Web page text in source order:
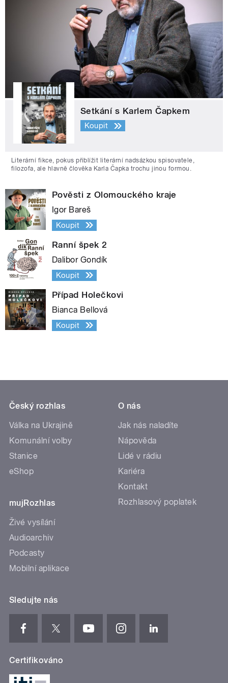
Setkání s Karlem Čapkem
Koupit
Literární fikce, pokus přiblížit literární nadsázkou spisovatele,
filozofa, ale hlavně člověka Karla Čapka trochu jinou formou.
Pověsti z Olomouckého kraje
Igor Bareš
Koupit
Ranní špek 2
Dalibor Gondík
Koupit
Případ Holečkovi
Bianca Bellová
Koupit
Český rozhlas
Válka na Ukrajině
Komunální volby
Stanice
eShop
mujRozhlas
Živé vysílání
Audioarchiv
Podcasty
Mobilní aplikace
O nás
Jak nás naladíte
Nápověda
Lidé v rádiu
Kariéra
Kontakt
Rozhlasový poplatek
Sledujte nás
Certifikováno